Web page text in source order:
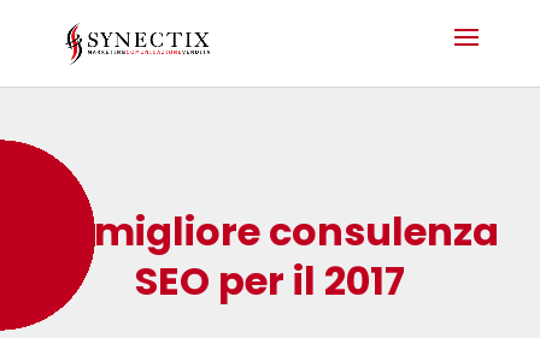
La migliore consulenza
SEO per il 2017